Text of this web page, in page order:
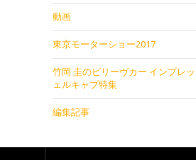
動画
東京モーターショー2017
竹岡 圭のビリーヴカー インプレ
ェルキャブ特集
編集記事